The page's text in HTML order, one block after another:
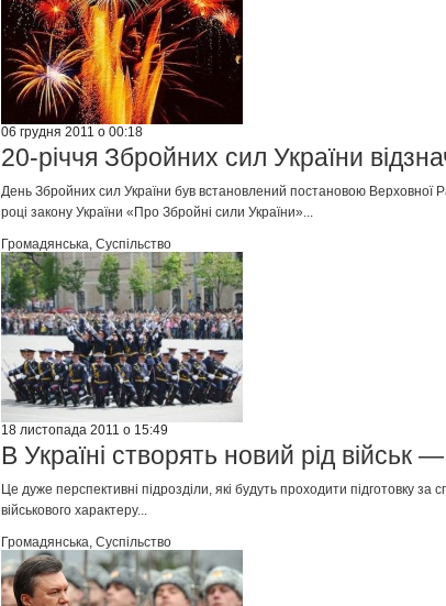
06 грудня 2011 о 00:18
20-річчя Збройних сил України
День Збройних сил України був встановлений постановою Верховної
році закону України «Про Збройні сили України»...
Громадянська, Суспільство
18 листопада 2011 о 15:49
В Україні створять новий рід військ
Це дуже перспективні підрозділи, які будуть проходити підготовку
військового характеру...
Громадянська, Суспільство